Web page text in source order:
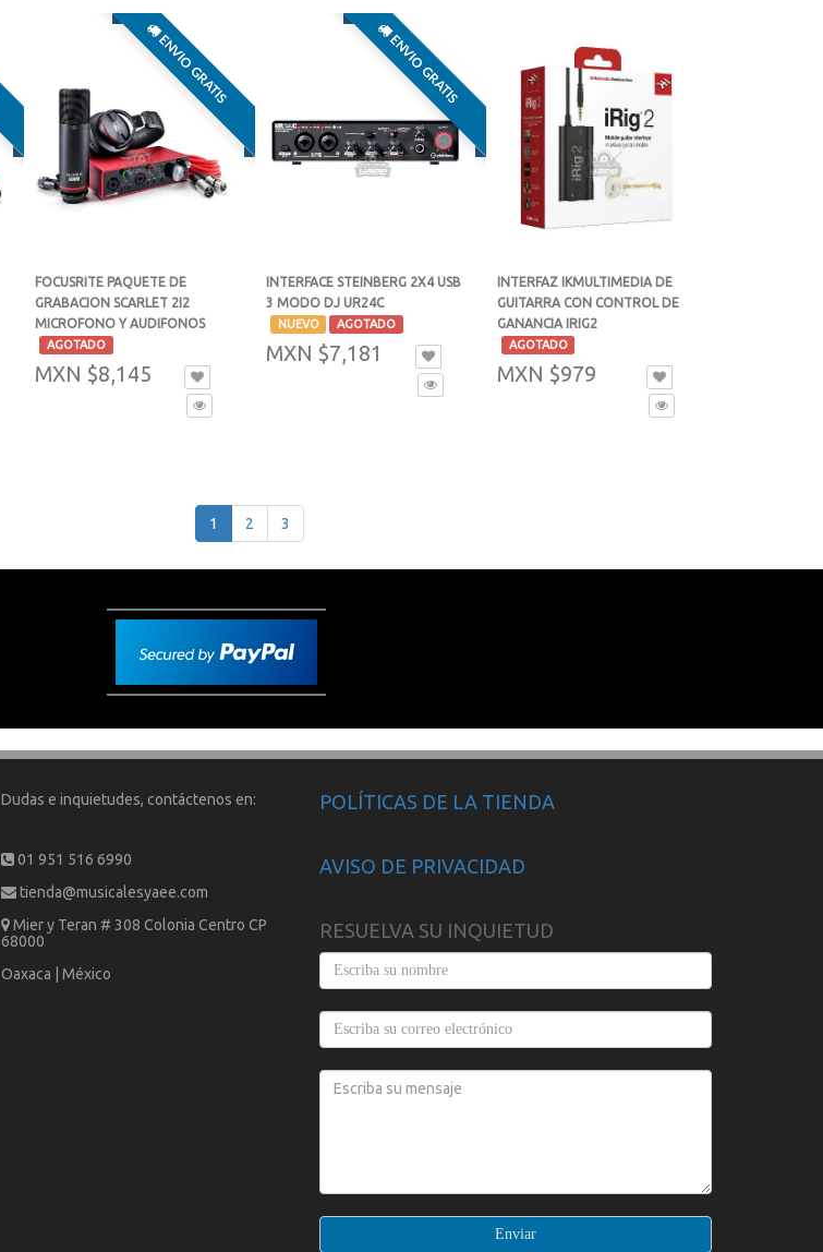
ENVIO GRATIS
FOCUSRITE PAQUETE DE
GRABACION SCARLET 2I2
MICROFONO Y AUDIFONOS
AGOTADO
MXN $8,145
ENVIO GRATIS
INTERFACE STEINBERG 2X4 USB
3 MODO DJ UR24C
NUEVO AGOTADO
MXN $7,181
INTERFAZ IKMULTIMEDIA DE
GUITARRA CON CONTROL DE
GANANCIA IRIG2
AGOTADO
MXN $979
1 2 3
Dudas e inquietudes, contáctenos en:
01 951 516 6990
tienda@musicalesyaee.com
Mier y Teran # 308 Colonia Centro CP
68000
Oaxaca | México
POLÍTICAS DE LA TIENDA
AVISO DE PRIVACIDAD
RESUELVA SU INQUIETUD